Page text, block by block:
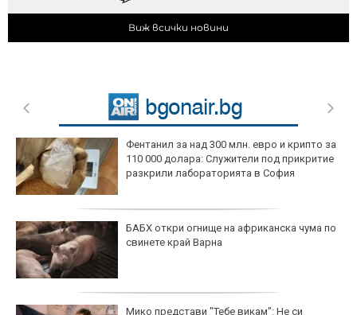
Виж всички новини
Фентанил за над 300 млн. евро и крипто за
110 000 долара: Служители под прикритие
разкрили лабораторията в София
БАБХ откри огнище на африканска чума по
свинете край Варна
Мико представи "Тебе викам": Не си